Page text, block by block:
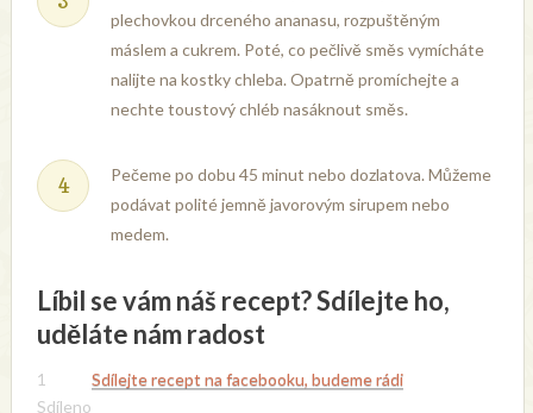
plechovkou drceného ananasu, rozpuštěným
máslem a cukrem. Poté, co pečlivě směs vymícháte
nalijte na kostky chleba. Opatrně promíchejte a
nechte toustový chléb nasáknout směs.
Pečeme po dobu 45 minut nebo dozlatova. Můžeme
podávat polité jemně javorovým sirupem nebo
medem.
Líbil se vám náš recept? Sdílejte ho,
uděláte nám radost
1
Sdíleno
Sdílejte recept na facebooku, budeme rádi